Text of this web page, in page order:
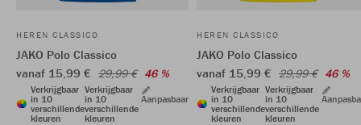
HEREN CLASSICO
JAKO Polo Classico
vanaf 15,99 € 29,99 € 46 %
Verkrijgbaar
in 10
verschillende
kleuren
Verkrijgbaar
in 10
verschillende
kleuren
Aanpasbaar
HEREN CLASSICO
JAKO Polo Classico
vanaf 15,99 € 29,99 € 46 %
Verkrijgbaar
in 10
verschillende
kleuren
Verkrijgbaar
in 10
verschillende
kleuren